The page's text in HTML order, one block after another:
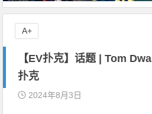
【EV扑克】话题 | Tom
扑克
2024年8月3日
A+